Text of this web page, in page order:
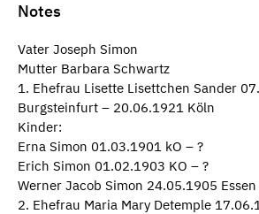
Notes
Vater Joseph Simon
Mutter Barbara Schwartz
1. Ehefrau Lisette Lisettchen Sander
Burgsteinfurt – 20.06.1921 Köln
Kinder:
Erna Simon 01.03.1901 kO – ?
Erich Simon 01.02.1903 KO – ?
Werner Jacob Simon 24.05.1905
2. Ehefrau Maria Mary Detemple